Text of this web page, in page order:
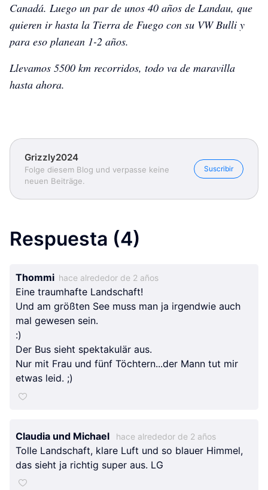
Canadá. Luego un par de unos 40 años de Landau, que
quieren ir hasta la Tierra de Fuego con su VW Bulli y
para eso planean 1-2 años.
Llevamos 5500 km recorridos, todo va de maravilla
hasta ahora.
Grizzly2024
Folge diesem Blog und verpasse keine
neuen Beiträge.
Suscribir
Respuesta (4)
Thommi hace alrededor de 2 años
Eine traumhafte Landschaft!
Und am größten See muss man ja irgendwie auch
mal gewesen sein.
:)
Der Bus sieht spektakulär aus.
Nur mit Frau und fünf Töchtern...der Mann tut mir
etwas leid. ;)
Claudia und Michael hace alrededor de 2 años
Tolle Landschaft, klare Luft und so blauer Himmel,
das sieht ja richtig super aus. LG